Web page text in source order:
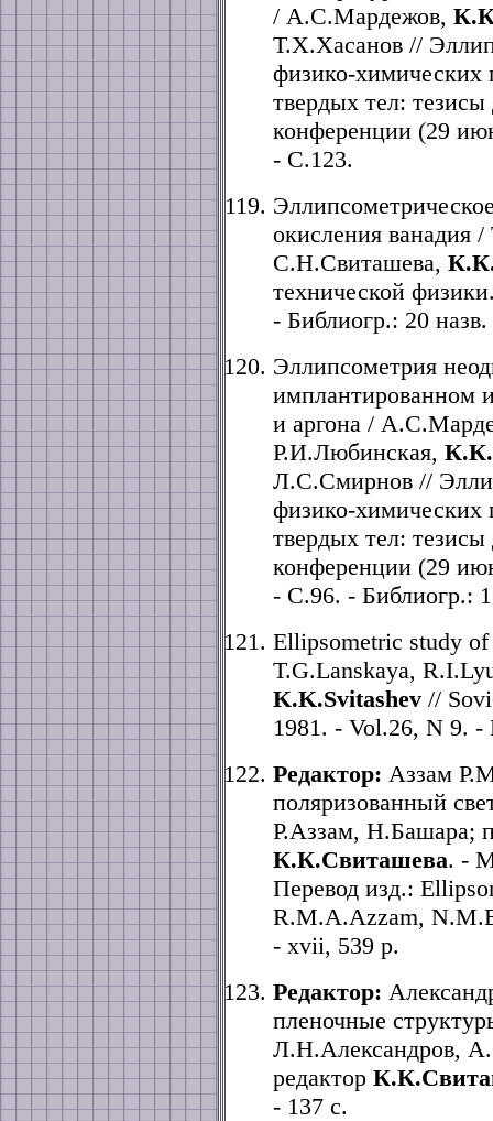
/ А.С.Мардежов,
Т.Х.Хасанов //
физико-химических
твердых тел:
конференции (29
- С.123.
окисления ванадия
С.Н.Свиташева,
технической
- Библиогр.: 20 назв.
Эллипсометрия
имплантированном
и аргона /
Р.И.Любинская,
Л.С.Смирнов //
физико-химических
твердых тел:
конференции (29
- С.96. - Библиогр.:
Ellipsometric study
T.G.Lanskaya,
K.K.Svitashev //
1981. - Vol.26, N 9. -
Редактор: Аззам
поляризованный
Р.Аззам, Н.Башара;
К.К.Свиташева. -
Перевод изд.:
R.M.A.Azzam,
- xvii, 539 p.
Редактор:
пленочные
Л.Н.Александров,
редактор
- 137 с.